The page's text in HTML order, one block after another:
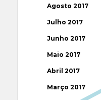
Agosto 2017
Julho 2017
Junho 2017
Maio 2017
Abril 2017
Março 2017